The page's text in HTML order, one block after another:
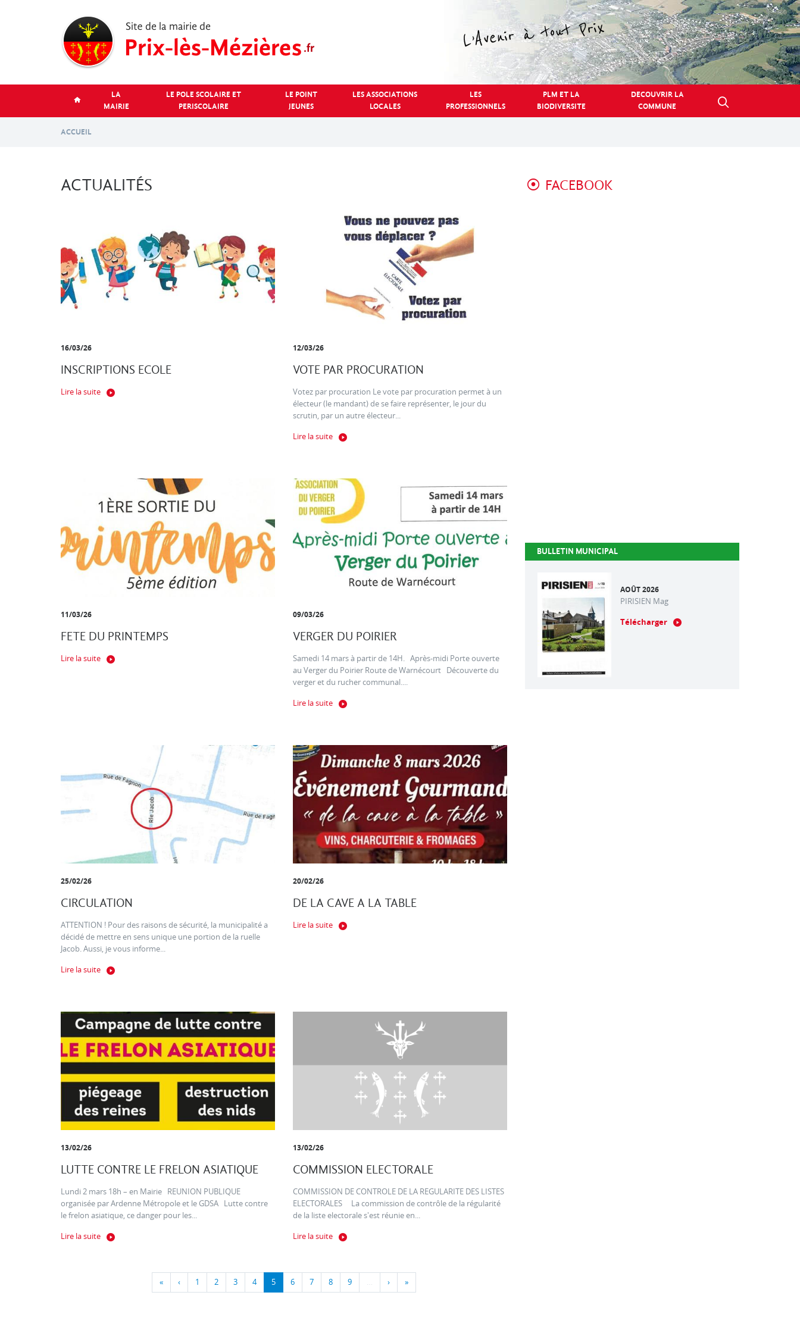
LA
MAIRIE
LE POLE SCOLAIRE ET
PERISCOLAIRE
LE POINT
JEUNES
LES ASSOCIATIONS
LOCALES
LES
PROFESSIONNELS
PLM ET LA
BIODIVERSITE
DECOUVRIR LA
COMMUNE
ACCUEIL
ACTUALITÉS
16/03/26
INSCRIPTIONS ECOLE
Lire la suite
12/03/26
VOTE PAR PROCURATION
Votez par procuration Le vote par procuration permet à un
électeur (le mandant) de se faire représenter, le jour du
scrutin, par un autre électeur...
Lire la suite
11/03/26
FETE DU PRINTEMPS
Lire la suite
09/03/26
VERGER DU POIRIER
Samedi 14 mars à partir de 14H. Après-midi Porte ouverte
au Verger du Poirier Route de Warnécourt Découverte du
verger et du rucher communal....
Lire la suite
25/02/26
CIRCULATION
ATTENTION ! Pour des raisons de sécurité, la municipalité a
décidé de mettre en sens unique une portion de la ruelle
Jacob. Aussi, je vous informe...
Lire la suite
20/02/26
DE LA CAVE A LA TABLE
Lire la suite
13/02/26
LUTTE CONTRE LE FRELON ASIATIQUE
Lundi 2 mars 18h – en Mairie REUNION PUBLIQUE
organisée par Ardenne Métropole et le GDSA Lutte contre
le frelon asiatique, ce danger pour les...
Lire la suite
13/02/26
COMMISSION ELECTORALE
COMMISSION DE CONTROLE DE LA REGULARITE DES LISTES
ELECTORALES La commission de contrôle de la régularité
de la liste electorale s'est réunie en...
Lire la suite
« ‹ 1 2 3 4 5 6 7 8 9 … › »
FACEBOOK
BULLETIN MUNICIPAL
AOÛT 2026
PIRISIEN Mag
Télécharger